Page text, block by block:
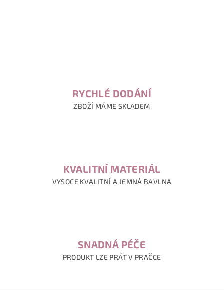
RYCHLÉ DODÁNÍ
ZBOŽÍ MÁME SKLADEM
KVALITNÍ MATERIÁL
VYSOCE KVALITNÍ A JEMNÁ BAVLNA
SNADNÁ PÉČE
PRODUKT LZE PRÁT V PRAČCE